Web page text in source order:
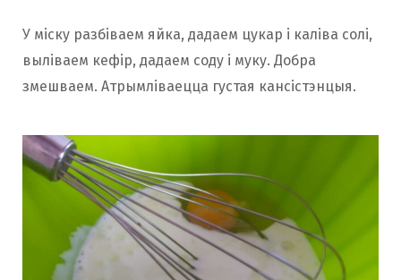
У міску разбіваем яйка, дадаем цукар і каліва солі,
выліваем кефір, дадаем соду і муку. Добра
змешваем. Атрымліваецца густая кансістэнцыя.